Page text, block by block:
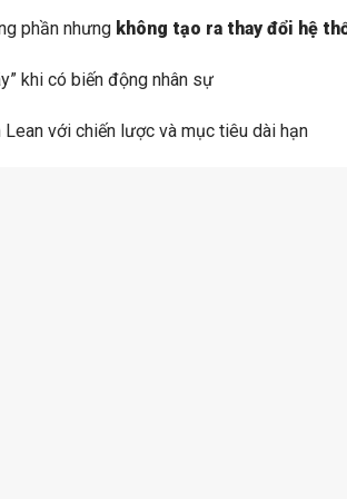
phần nhưng không tạo ra thay đổi hệ
khi có biến động nhân sự
Lean với chiến lược và mục tiêu dài hạn